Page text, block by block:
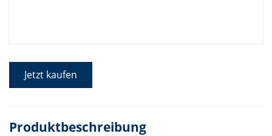
Jetzt kaufen
Produktbeschreibung